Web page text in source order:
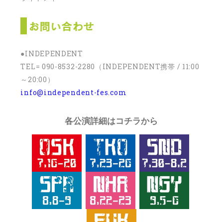
●INDEPENDENT
TEL= 090-8532-2280（INDEPENDENT携帯 / 11:00
～20:00）
info@independent-fes.com
各公演詳細はコチラから